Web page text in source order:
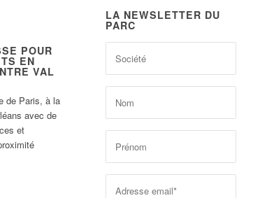
POUR
EN
VAL
de Paris, à la
avec de
et
LA NEWSLETTER DU
PARC